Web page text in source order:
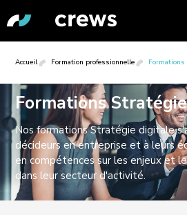
Accueil Formation professionnelle
Formations
Nos formations Stratégie digitale
décideurs en entreprise et à leurs
en compétences sur les enjeux et
dans leur secteur d'activité.